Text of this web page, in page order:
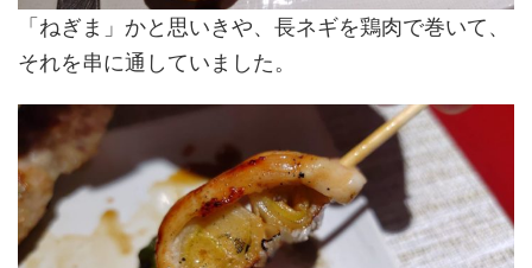
「ねぎま」かと思いきや、長ネギを鶏肉で巻いて、
それを串に通していました。